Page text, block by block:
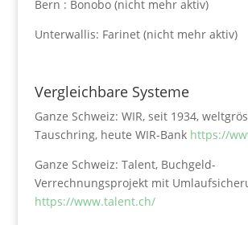
Bern : Bonobo (nicht mehr aktiv)
Unterwallis: Farinet (nicht mehr aktiv)
Vergleichbare Systeme
Ganze Schweiz: WIR, seit 1934,
Tauschring, heute WIR-Bank https://
Ganze Schweiz: Talent, Buchgeld-
Verrechnungsprojekt mit
https://www.talent.ch/